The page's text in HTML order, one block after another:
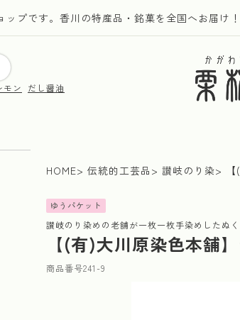
プです。香川の特産品・銘菓を全国へお届け！
モン
だし醤油
HOME 伝統的工芸品 讃岐のり染
ゆうパケット
讃岐のり染めの老舗が一枚一枚手染めしたぬ
【(有)大川原染色本舗
商品番号241-9